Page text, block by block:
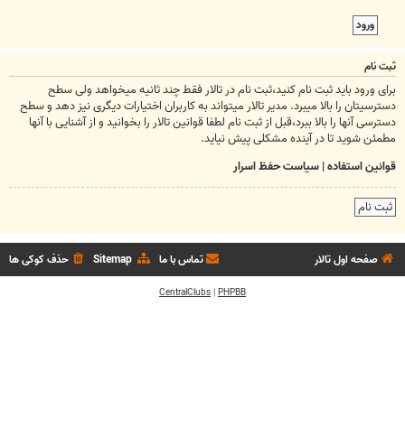
ثبت نام
برای ورود باید ثبت نام کنید،ثبت نام در تالار فقط چند ثانیه میخواهد ولی سطح
دسترسیتان را بالا میبرد. مدیر تالار میتواند به کاربران اختیارات دیگری نیز دهد و سطح
دسترسی آنها را بالا ببرد،قبل از ثبت نام لطفا قوانین تالار را بخوانید و از آشنایی با آنها
مطمئن شوید تا در آینده مشکلی پیش نیاید.
قوانین استفاده|سیاست حفظ اسرار
ثبت نام
صفحه اول تالار حذف کوکی ها Sitemap تماس با ما
PHPBB
|
CentralClubs